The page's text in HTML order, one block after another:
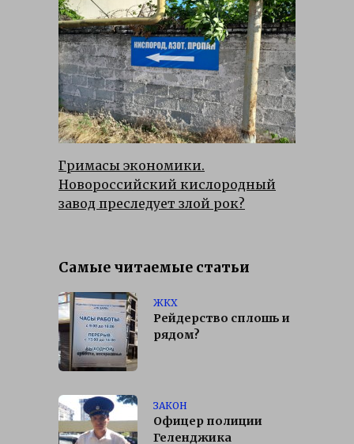
Гримасы экономики.
Новороссийский кислородный
завод преследует злой рок?
Самые читаемые статьи
ЖКХ
Рейдерство сплошь и
рядом?
ЗАКОН
Офицер полиции
Геленджика